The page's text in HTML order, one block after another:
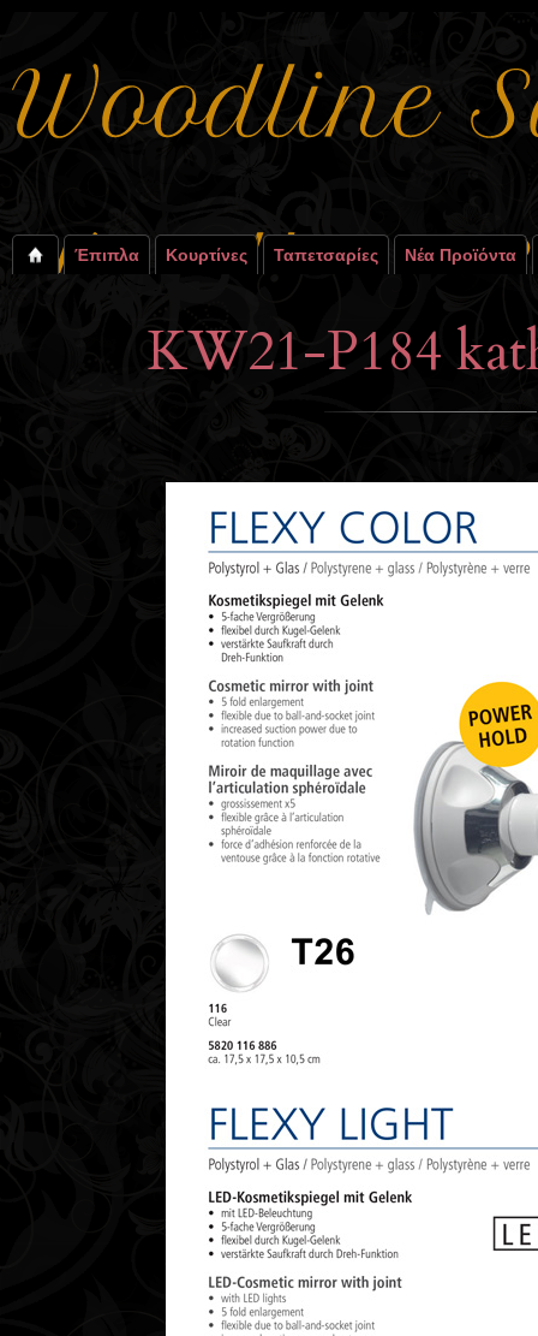
Έπιπλα Κουρτίνες Ταπετσαρίες Νέα Προϊόντα
KW21-P184